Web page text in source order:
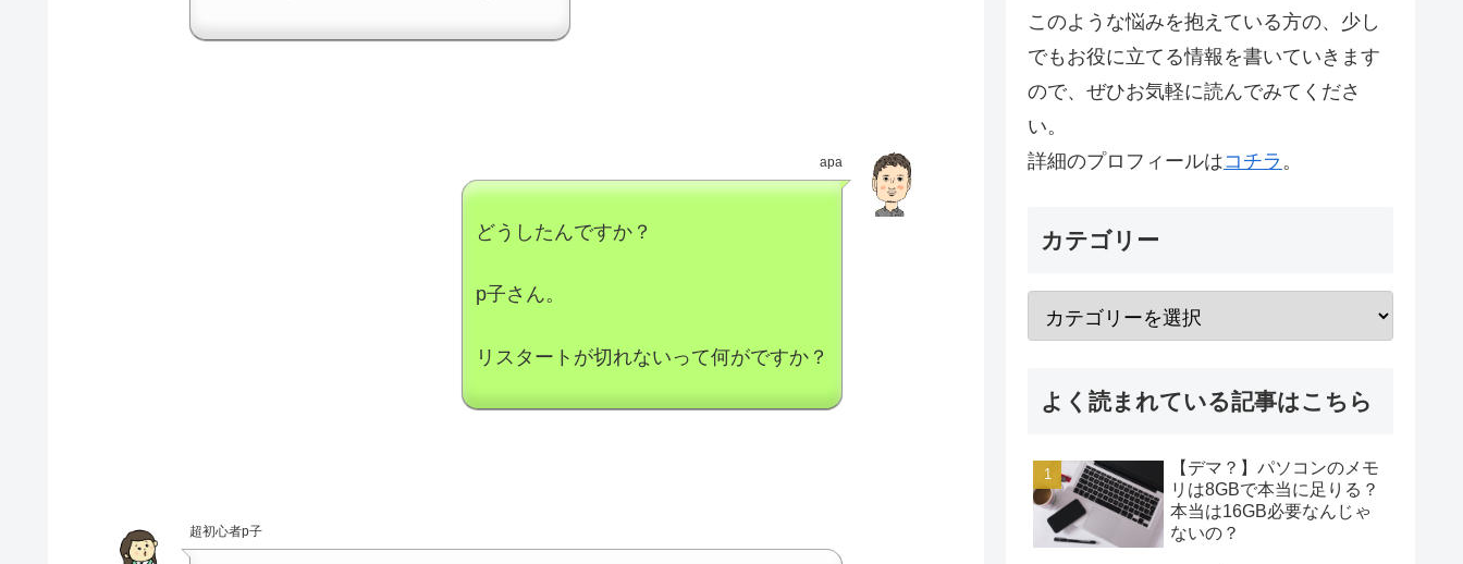
apa
どうしたんですか？
p子さん。
リスタートが切れないって何がですか？
超初心者p子
このような悩みを抱えている方の、少し
でもお役に立てる情報を書いていきます
ので、ぜひお気軽に読んでみてくださ
い。
詳細のプロフィールはコチラ 。
カテゴリー
よく読まれている記事はこちら
【デマ？】パソコンのメモ
リは8GBで本当に足りる？
本当は16GB必要なんじゃ
ないの？